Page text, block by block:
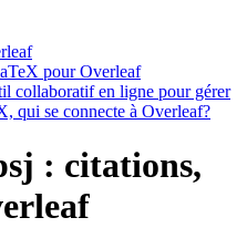
pour Overleaf
collaboratif en ligne pour gérer
qui se connecte à Overleaf?
: citations,